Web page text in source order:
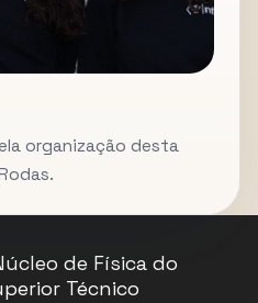
organização desta
de Física do
Técnico